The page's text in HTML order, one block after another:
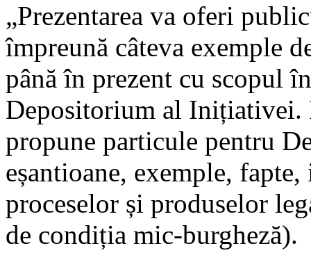
„Prezentarea va oferi
împreună câteva exemple
până în prezent cu scopul
Depositorium al Inițiativei.
propune particule pentru
eșantioane, exemple,
proceselor și produselor
de condiția mic-burgheză).